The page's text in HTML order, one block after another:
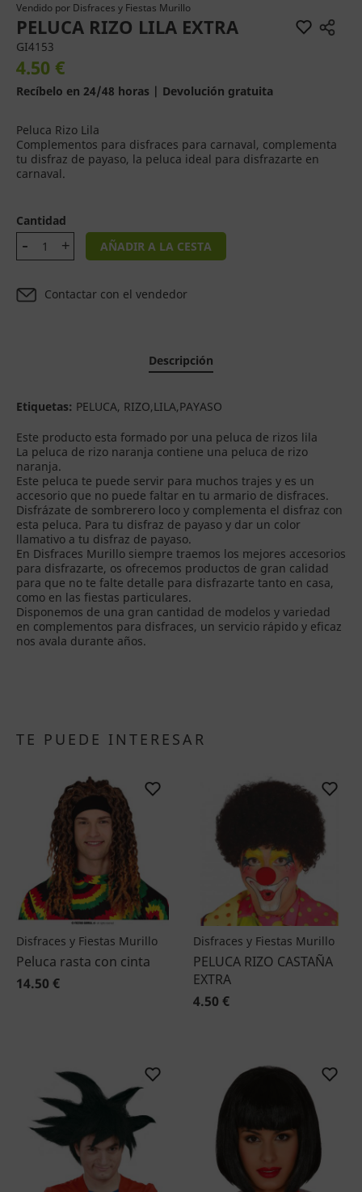
Vendido por Disfraces y Fiestas Murillo
PELUCA RIZO LILA EXTRA
GI4153
4.50 €
Recíbelo en 24/48 horas | Devolución gratuita
Peluca Rizo Lila
Complementos para disfraces para carnaval, complementa
tu disfraz de payaso, la peluca ideal para disfrazarte en
carnaval.
Cantidad
AÑADIR A LA CESTA
Contactar con el vendedor
Descripción
Etiquetas: PELUCA, RIZO,LILA,PAYASO
Este producto esta formado por una peluca de rizos lila
La peluca de rizo naranja contiene una peluca de rizo
naranja.
Este peluca te puede servir para muchos trajes y es un
accesorio que no puede faltar en tu armario de disfraces.
Disfrázate de sombrerero loco y complementa el disfraz con
esta peluca. Para tu disfraz de payaso y dar un color
llamativo a tu disfraz de payaso.
En Disfraces Murillo siempre traemos los mejores accesorios
para disfrazarte, os ofrecemos productos de gran calidad
para que no te falte detalle para disfrazarte tanto en casa,
como en las fiestas particulares.
Disponemos de una gran cantidad de modelos y variedad
en complementos para disfraces, un servicio rápido y eficaz
nos avala durante años.
TE PUEDE INTERESAR
Disfraces y Fiestas Murillo
Peluca rasta con cinta
14.50 €
Disfraces y Fiestas Murillo
PELUCA RIZO CASTAÑA
EXTRA
4.50 €